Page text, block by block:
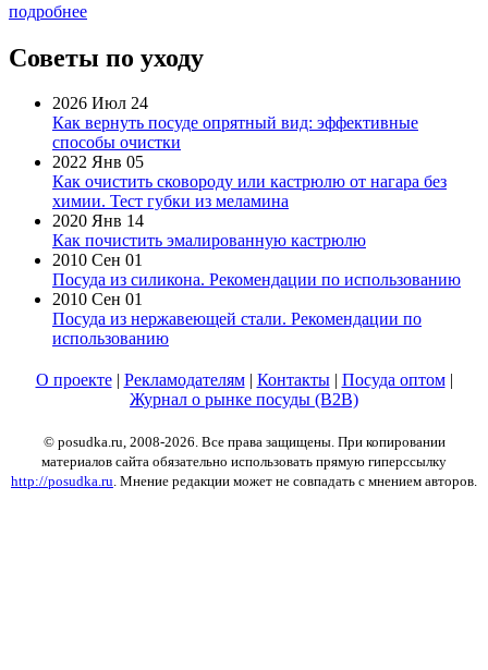
подробнее
Советы по уходу
2026 Июл 24
Как вернуть посуде опрятный вид: эффективные
способы очистки
2022 Янв 05
Как очистить сковороду или кастрюлю от нагара без
химии. Тест губки из меламина
2020 Янв 14
Как почистить эмалированную кастрюлю
2010 Сен 01
Посуда из силикона. Рекомендации по использованию
2010 Сен 01
Посуда из нержавеющей стали. Рекомендации по
использованию
О проекте| Рекламодателям| Контакты| Посуда оптом|
Журнал о рынке посуды (B2B)
© posudka.ru, 2008-2026. Все права защищены. При копировании
материалов сайта обязательно использовать прямую гиперссылку
http://posudka.ru. Мнение редакции может не совпадать с мнением авторов.